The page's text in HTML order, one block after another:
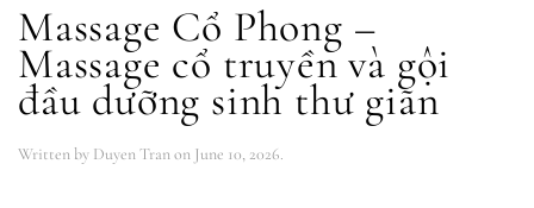
Massage Cổ Phong –
Massage cổ truyền và gội
đầu dưỡng sinh thư giãn
Written by Duyen Tranon June 10, 2026.